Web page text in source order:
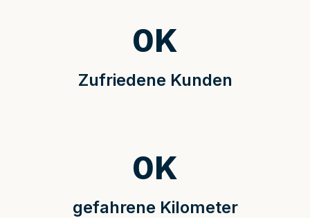
Zufriedene Kunden
0K
gefahrene Kilometer
0K